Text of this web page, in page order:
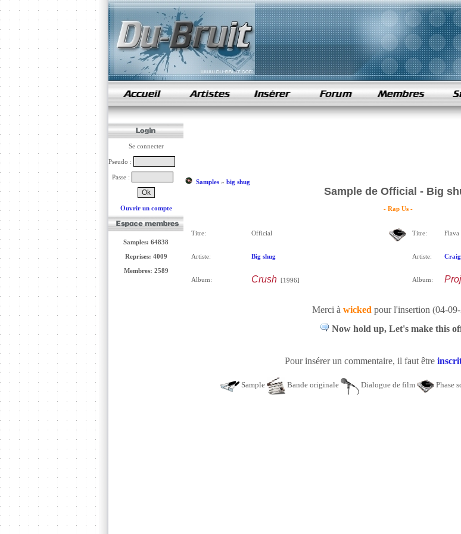
samples de rap
Se connecter
Pseudo :
Passe :
Ouvrir un compte
Samples: 64838
Reprises: 4009
Membres: 2589
Samples» big shug
Sample de Official - Big
- Rap Us -
Titre: Official
Artiste: Big shug
Album: Crush[1996]
Titre: Flava
Artiste:
Album:
Merci à wicked pour l'insertion (04-
Now hold up, Let's make this
Pour insérer un commentaire, il faut être
Sample Bande originale Dialogue de film Phase